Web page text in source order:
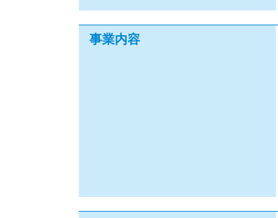
事業内容